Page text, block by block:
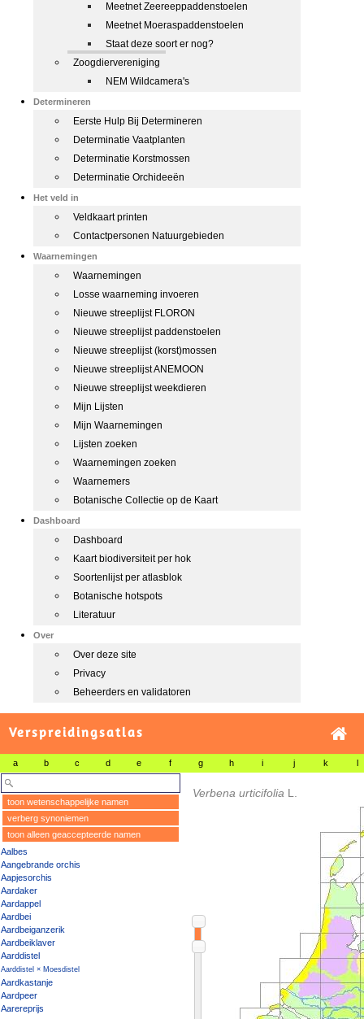
Meetnet Zeereeppaddenstoelen
Meetnet Moeraspaddenstoelen
Staat deze soort er nog?
Zoogdiervereniging
NEM Wildcamera's
Determineren
Eerste Hulp Bij Determineren
Determinatie Vaatplanten
Determinatie Korstmossen
Determinatie Orchideeën
Het veld in
Veldkaart printen
Contactpersonen Natuurgebieden
Waarnemingen
Waarnemingen
Losse waarneming invoeren
Nieuwe streeplijst FLORON
Nieuwe streeplijst paddenstoelen
Nieuwe streeplijst (korst)mossen
Nieuwe streeplijst ANEMOON
Nieuwe streeplijst weekdieren
Mijn Lijsten
Mijn Waarnemingen
Lijsten zoeken
Waarnemingen zoeken
Waarnemers
Botanische Collectie op de Kaart
Dashboard
Dashboard
Kaart biodiversiteit per hok
Soortenlijst per atlasblok
Botanische hotspots
Literatuur
Over
Over deze site
Privacy
Beheerders en validatoren
Verspreidingsatlas
a b c d e f g h i j k l
toon wetenschappelijke namen
verberg synoniemen
toon alleen geaccepteerde namen
Aalbes
Aangebrande orchis
Aapjesorchis
Aardaker
Aardappel
Aardbei
Aardbeiganzerik
Aardbeiklaver
Aarddistel
Aarddistel × Moesdistel
Aardkastanje
Aardpeer
Aarereprijs
Verbena urticifolia L.